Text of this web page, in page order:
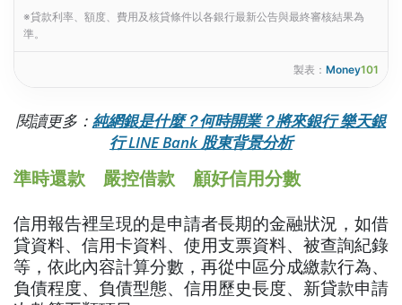
※貸款利率、額度、費用及核貸條件以各銀行最新公告與最終審核結果為
準。
製表： Money101
閱讀更多： 純網銀是什麼？何時開業？將來銀行 樂天銀
行 LINE Bank 股東背景分析
準時還款 嚴控借款 顧好信用分數
信用報告裡呈現的是申請者長期的金融狀況，如借
貸資料、信用卡資料、使用支票資料、被查詢紀錄
等，依此內容計算分數，再從中區分成繳款行為、
負債程度、負債型態、信用歷史長度、新貸款申請